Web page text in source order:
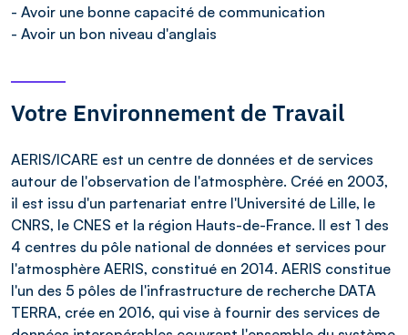
- Avoir une bonne capacité de communication
- Avoir un bon niveau d'anglais
Votre Environnement de Travail
AERIS/ICARE est un centre de données et de services
autour de l'observation de l'atmosphère. Créé en 2003,
il est issu d'un partenariat entre l'Université de Lille, le
CNRS, le CNES et la région Hauts-de-France. Il est 1 des
4 centres du pôle national de données et services pour
l'atmosphère AERIS, constitué en 2014. AERIS constitue
l'un des 5 pôles de l'infrastructure de recherche DATA
TERRA, crée en 2016, qui vise à fournir des services de